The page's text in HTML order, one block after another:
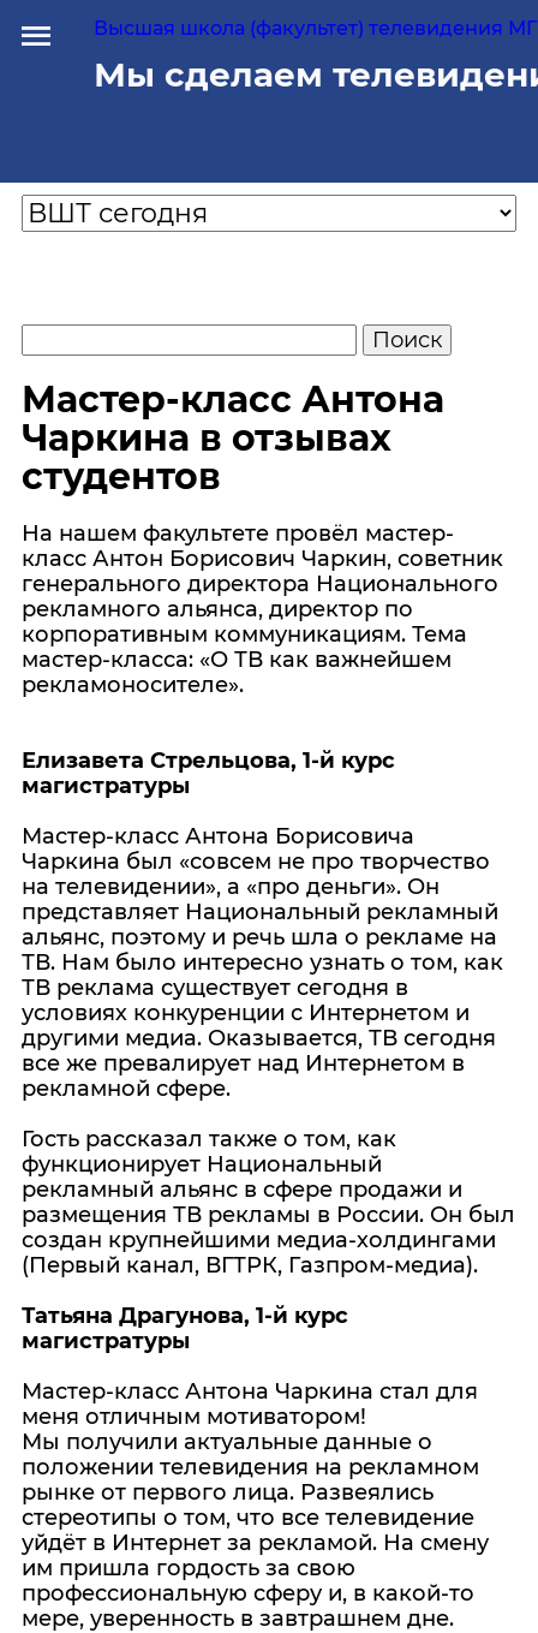
Высшая школа (факультет) телевидения
Мы сделаем
Мастер-класс Антона
Чаркина в отзывах
студентов
На нашем факультете провёл мастер-
класс Антон Борисович Чаркин, советник
генерального директора Национального
рекламного альянса, директор по
корпоративным коммуникациям. Тема
мастер-класса: «О ТВ как важнейшем
рекламоносителе».
Елизавета Стрельцова, 1-й курс
магистратуры
Мастер-класс Антона Борисовича
Чаркина был «совсем не про творчество
на телевидении», а «про деньги». Он
представляет Национальный рекламный
альянс, поэтому и речь шла о рекламе на
ТВ. Нам было интересно узнать о том, как
ТВ реклама существует сегодня в
условиях конкуренции с Интернетом и
другими медиа. Оказывается, ТВ сегодня
все же превалирует над Интернетом в
рекламной сфере.
Гость рассказал также о том, как
функционирует Национальный
рекламный альянс в сфере продажи и
размещения ТВ рекламы в России. Он был
создан крупнейшими медиа-холдингами
(Первый канал, ВГТРК, Газпром-медиа).
Татьяна Драгунова, 1-й курс
магистратуры
Мастер-класс Антона Чаркина стал для
меня отличным мотиватором!
Мы получили актуальные данные о
положении телевидения на рекламном
рынке от первого лица. Развеялись
стереотипы о том, что все телевидение
уйдёт в Интернет за рекламой. На смену
им пришла гордость за свою
профессиональную сферу и, в какой-то
мере, уверенность в завтрашнем дне.